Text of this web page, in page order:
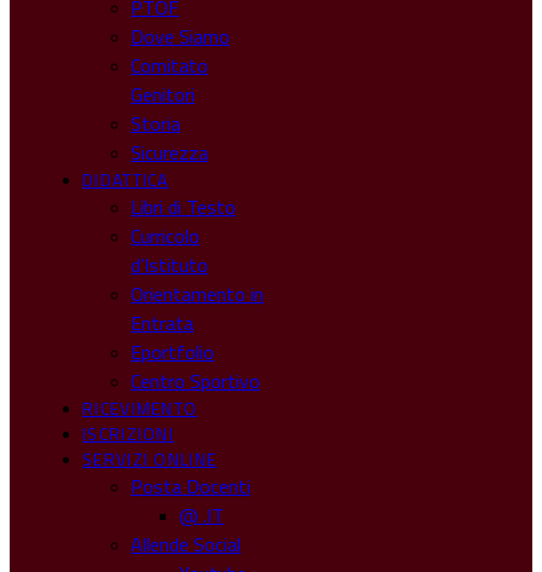
PTOF
Dove Siamo
Comitato
Genitori
Storia
Sicurezza
DIDATTICA
Libri di Testo
Curricolo
d’Istituto
Orientamento in
Entrata
Eportfolio
Centro Sportivo
RICEVIMENTO
ISCRIZIONI
SERVIZI ONLINE
Posta Docenti
@ .IT
Allende Social